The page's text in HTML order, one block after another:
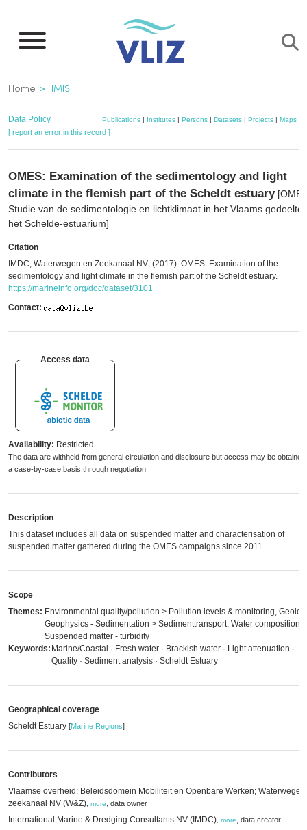
main
Breadcrumb
Home IMIS
Data Policy Publications| Institutes| Persons| Datasets| Projects| Maps
[ report an error in this record ]
OMES: Examination of the sedimentology and light
climate in the flemish part of the Scheldt estuary
Studie van de sedimentologie en lichtklimaat in het Vlaams gedeelte
het Schelde-estuarium]
Citation
IMDC; Waterwegen en Zeekanaal NV; (2017): OMES: Examination of the
sedimentology and light climate in the flemish part of the Scheldt estuary.
https://marineinfo.org/doc/dataset/3101
Contact:
Access data
Availability: Restricted
The data are withheld from general circulation and disclosure but access may be obtained
a case-by-case basis through negotiation
Description
This dataset includes all data on suspended matter and characterisation of
suspended matter gathered during the OMES campaigns since 2011
Scope
Themes: Environmental quality/pollution > Pollution levels & monitoring,
Geophysics - Sedimentation > Sedimenttransport, Water composition >
Suspended matter - turbidity
Keywords: Marine/Coastal · Fresh water · Brackish water · Light attenuation ·
Quality · Sediment analysis · Scheldt Estuary
Geographical coverage
Scheldt Estuary [Marine Regions]
Contributors
Vlaamse overheid; Beleidsdomein Mobiliteit en Openbare Werken;
zeekanaal NV (W&Z) more, data owner
International Marine & Dredging Consultants NV (IMDC) more, data creator